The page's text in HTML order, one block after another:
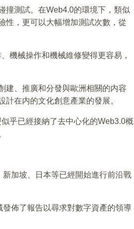
撞測試。在Web4.0的環境下，類似
性，更可以大幅增加測試次數，從
機械操作和機械維修變得更容易，
建、推廣和分發與歐洲相關的内容
在内的文化創意產業的發展。
乎已經接納了去中心化的Web3.0概
加坡、日本等已經開始進行前沿戰
佈了報告以尋求對數字資產的領導